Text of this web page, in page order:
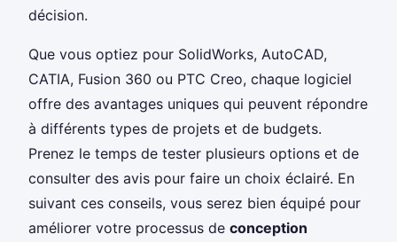
décision.
Que vous optiez pour SolidWorks, AutoCAD,
CATIA, Fusion 360 ou PTC Creo, chaque logiciel
offre des avantages uniques qui peuvent répondre
à différents types de projets et de budgets.
Prenez le temps de tester plusieurs options et de
consulter des avis pour faire un choix éclairé. En
suivant ces conseils, vous serez bien équipé pour
améliorer votre processus de conception